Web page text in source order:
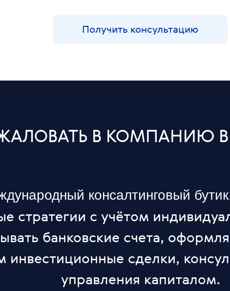
Получить консультацию
В КОМПАНИЮ
консалтинговый
стратегии с учётом
банковские счета,
инвестиционные сделки,
управления капиталом.